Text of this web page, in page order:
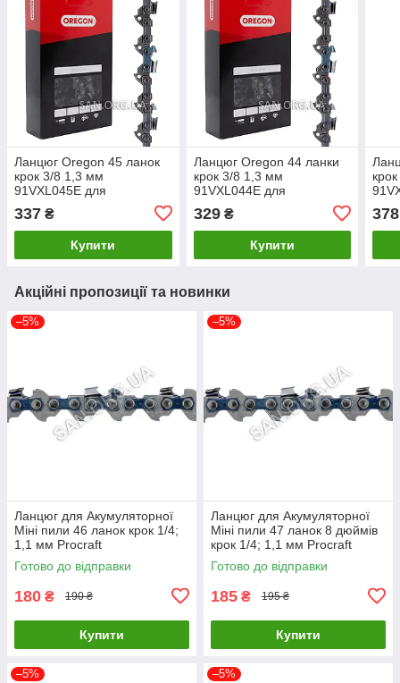
Ланцюг Oregon 45 ланок
крок 3/8 1,3 мм
91VXL045E для
337 ₴
Купити
Ланцюг Oregon 44 ланки
крок 3/8 1,3 мм
91VXL044E для
329₴
Купити
378
Акційні пропозиції та новинки
–5%
Ланцюг для Акумуляторної
Міні пили 46 ланок крок 1/4;
1,1 мм Procraft
Готово до відправки
180 ₴ 190 ₴
Купити
–5%
Ланцюг для Акумуляторної
Міні пили 47 ланок 8 дюймів
крок 1/4; 1,1 мм Procraft
Готово до відправки
185 ₴ 195 ₴
Купити
–5% –5%